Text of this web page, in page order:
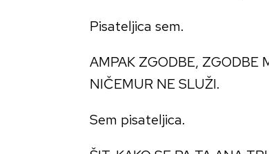
Pisateljica sem.
AMPAK ZGODBE, ZGODBE
NIČEMUR NE SLUŽI.
Sem pisateljica.